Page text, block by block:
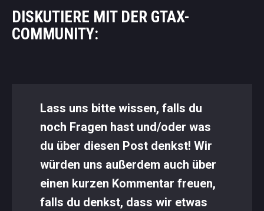
DISKUTIERE MIT DER GTAX-
COMMUNITY:
Lass uns bitte wissen, falls du
noch Fragen hast und/oder was
du über diesen Post denkst! Wir
würden uns außerdem auch über
einen kurzen Kommentar freuen,
falls du denkst, dass wir etwas